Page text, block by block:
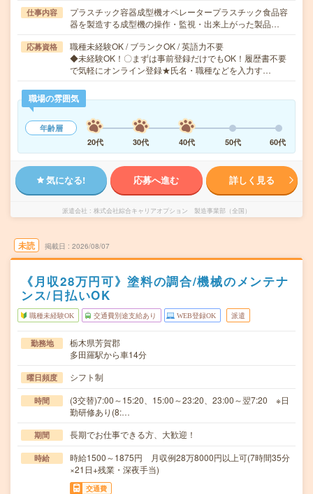
仕事内容
プラスチック容器成型機オペレータープラスチック食品容
器を製造する成型機の操作・監視・出来上がった製品…
応募資格
職種未経験OK / ブランクOK / 英語力不要
◆未経験OK！〇まずは事前登録だけでもOK！履歴書不要
で気軽にオンライン登録★氏名・職種などを入力す…
職場の雰囲気
年齢層
20代
30代 40代 50代 60代
気になる! 応募へ進む 詳しく見る
派遣会社 株式会社綜合キャリアオプション 製造事業部（全国）
未読 掲載日 2026/08/07
《月収28万円可》塗料の調合/機械のメンテナ
ンス/日払いOK
職種未経験OK 交通費別途支給あり WEB登録OK 派遣
勤務地
栃木県芳賀郡
多田羅駅から車14分
曜日頻度 シフト制
時間
(3交替)7:00～15:20、15:00～23:20、23:00～翌7:20 ※日
勤研修あり(8:…
期間 長期でお仕事できる方、大歓迎！
時給
時給1500～1875円 月収例28万8000円以上可(7時間35分
×21日+残業・深夜手当)
交通費